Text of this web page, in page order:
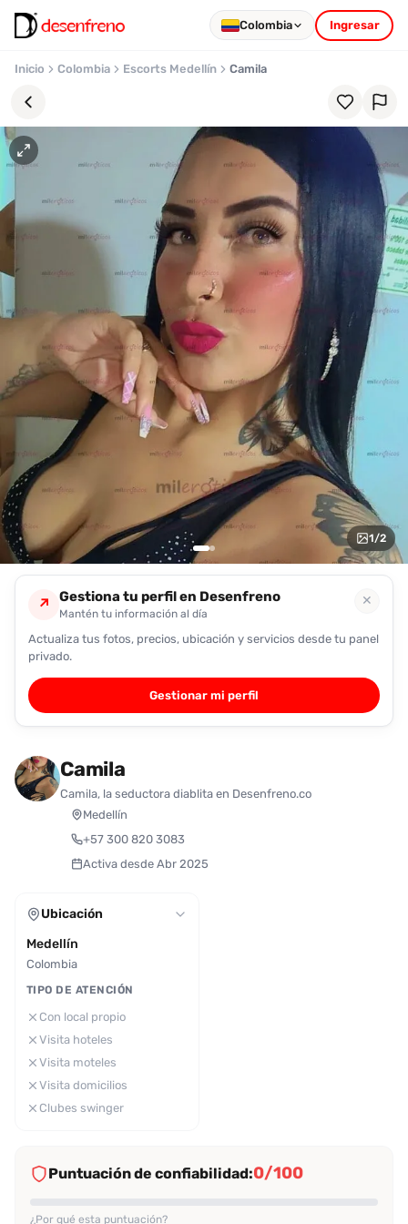
Colombia Ingresar
Inicio Colombia Escorts Medellín Camila
Favoritos
y
guardar
tus
favoritas
encontrarlas
fácilmente.
Entendido
1/2
↗ Gestiona tu perfil en Desenfreno
Mantén tu información al día
✕
Actualiza tus fotos, precios, ubicación y servicios desde tu panel
privado.
Gestionar mi perfil
Camila
Camila, la seductora diablita en Desenfreno.co
Medellín
+57 300 820 3083
Activa desde Abr 2025
Ubicación
Medellín
Colombia
TIPO DE ATENCIÓN
Con local propio
Visita hoteles
Visita moteles
Visita domicilios
Clubes swinger
Puntuación de confiabilidad:0/100
¿Por qué esta puntuación?